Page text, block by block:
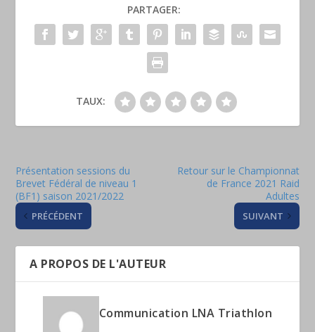
PARTAGER:
TAUX:
Présentation sessions du
Brevet Fédéral de niveau 1
(BF1) saison 2021/2022
PRÉCÉDENT
Retour sur le Championnat
de France 2021 Raid
Adultes
SUIVANT
A PROPOS DE L'AUTEUR
Communication LNA Triathlon